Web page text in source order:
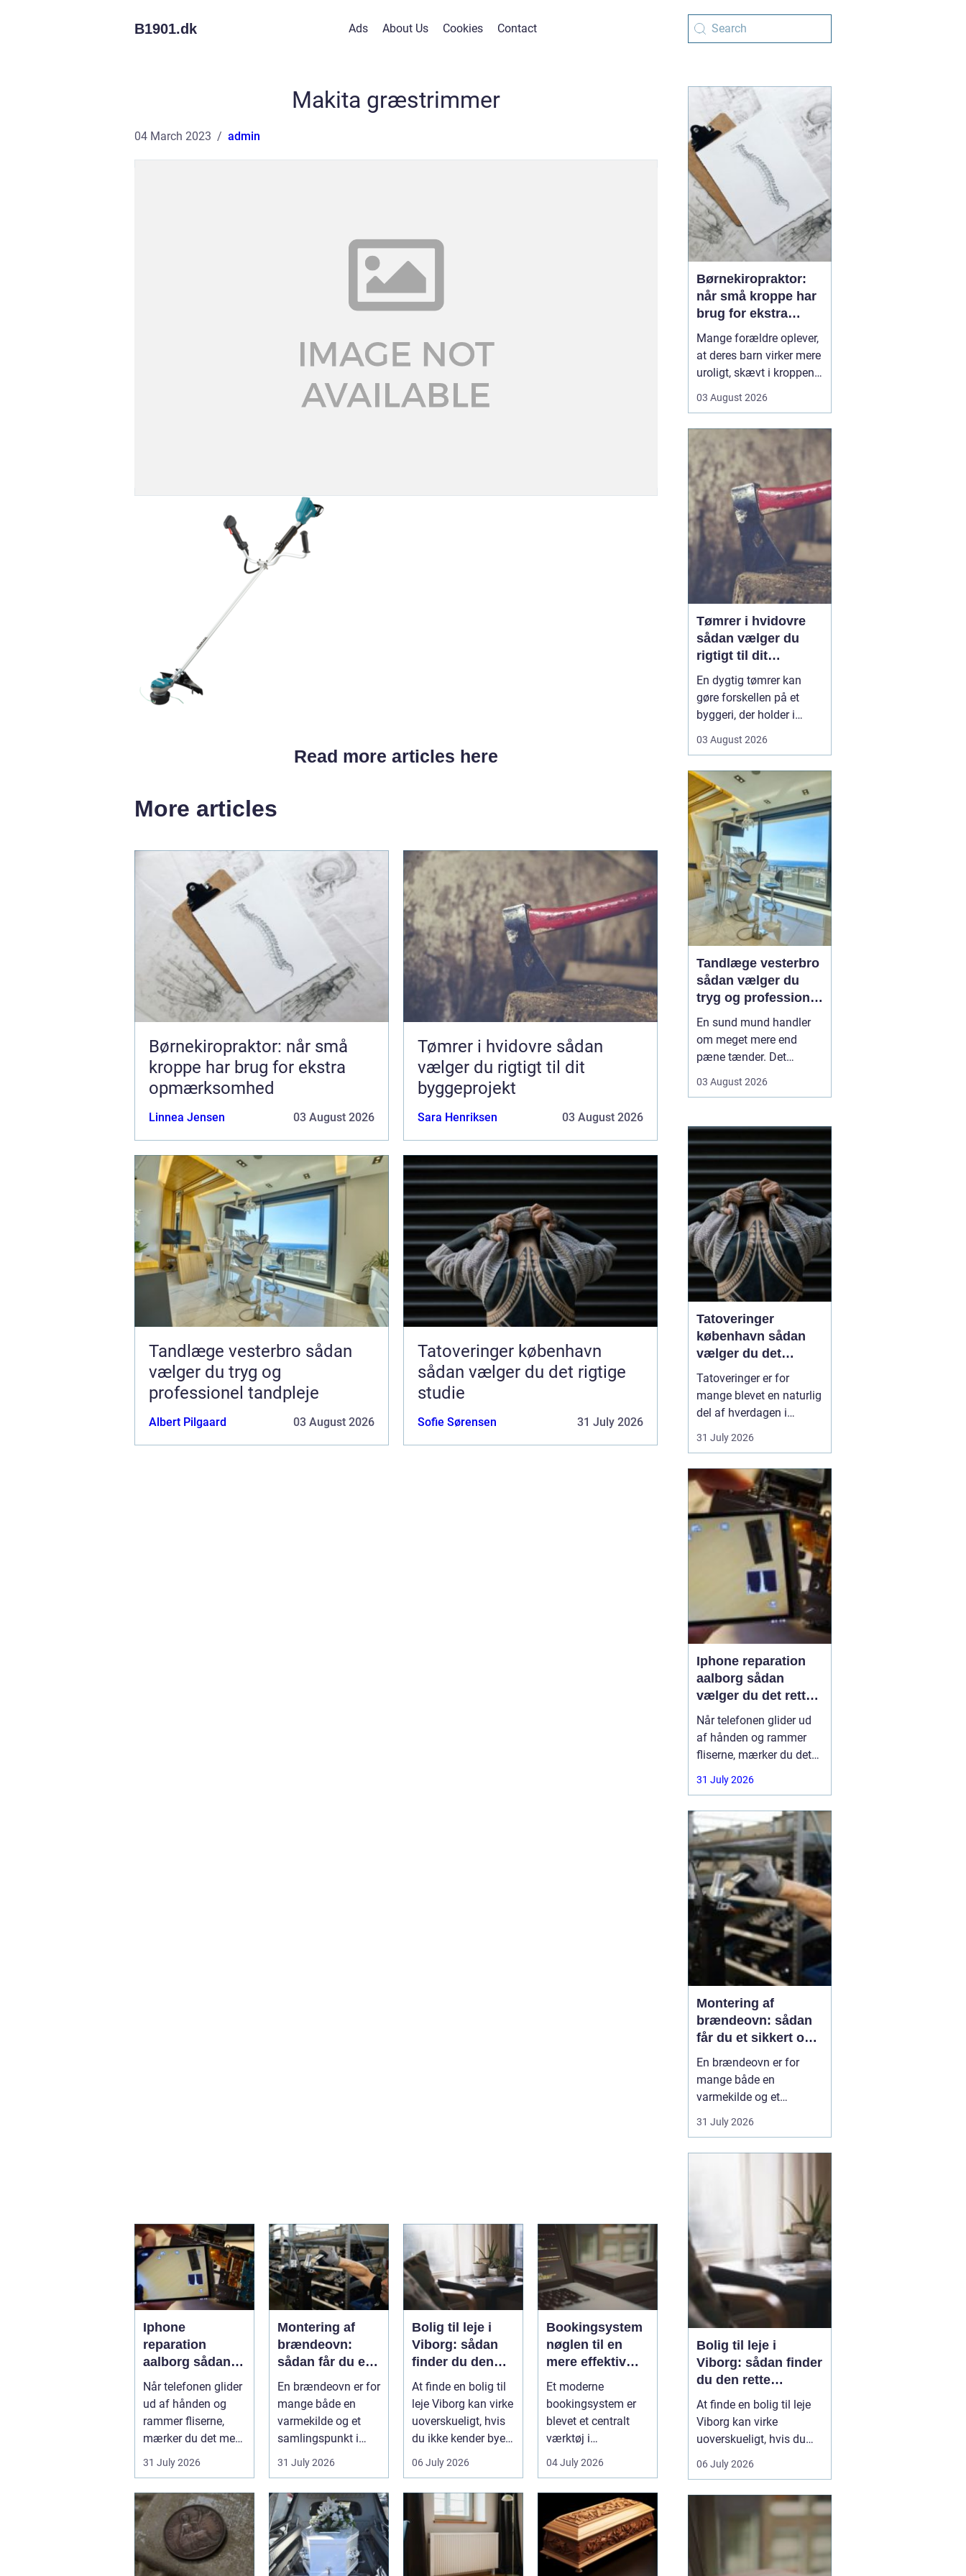
B1901.dk Ads About Us Cookies Contact
Makita græstrimmer
04 March 2023 admin
Read more articles here
More articles
Børnekiropraktor: når små
kroppe har brug for ekstra
opmærksomhed
Linnea Jensen 03 August 2026
Tømrer i hvidovre sådan
vælger du rigtigt til dit
byggeprojekt
Sara Henriksen 03 August 2026
Tandlæge vesterbro sådan
vælger du tryg og
professionel tandpleje
Albert Pilgaard 03 August 2026
Tatoveringer københavn
sådan vælger du det rigtige
studie
Sofie Sørensen 31 July 2026
Iphone
reparation
aalborg sådan
vælger du det
rette værksted
Når telefonen glider
ud af hånden og
rammer fliserne,
mærker du det med
det samme.
31 July 2026
Montering af
brændeovn:
sådan får du et
sikkert og smukt
resultat
En brændeovn er for
mange både en
varmekilde og et
samlingspunkt i
hjemmet.
31 July 2026
Bolig til leje i
Viborg: sådan
finder du den
rette lejlighed
At finde en bolig til
leje Viborg kan virke
uoverskueligt, hvis
du ikke kender byen
eller det lokale...
06 July 2026
Bookingsystem
nøglen til en
mere effektiv
klinikhverdag
Et moderne
bookingsystem er
blevet et centralt
værktøj i
sundhedssektoren.
beh...
04 July 2026
Børnekiropraktor:
når små kroppe har
brug for ekstra
opmærksomhed
Mange forældre oplever,
at deres barn virker mere
uroligt, skævt i kroppen
uden at der er en klar
børnekiropraktor være en
mulighed. En kiropraktor
med særlig erfaring i...
03 August 2026
Tømrer i hvidovre
sådan vælger du
rigtigt til dit
byggeprojekt
En dygtig tømrer kan
gøre forskellen på et
byggeri, der holder i
giver dig problemer igen
efter en tømrer i
Hvidovre, handler det
derfor ikke kun om pris.
Det handler om kvalitet,
tryghed og gode løsni...
03 August 2026
Tandlæge vesterbro
sådan vælger du
tryg og professionel
tandpleje
En sund mund handler
om meget mere end
pæne tænder. Det
hverdag, din selvtillid og
duleder efter tandlæge
vesterbro, møder du
derfor mange
valgmuligheder m...
03 August 2026
Tatoveringer
københavn sådan
vælger du det
rigtige studie
Tatoveringer er for
mange blevet en naturlig
del af hverdagen i
København. Byen er fyldt
med dygtige artister,
moderne tatovørbutikker,
hvor stilarter og udtryk
spænder vidt. Når man
søger efter ...
31 July 2026
Iphone reparation
aalborg sådan
vælger du det rette
værksted
Når telefonen glider ud
af hånden og rammer
fliserne, mærker du det
med det samme.
Skærmen splintrer, lyden
står af midt på dagen.
For mange i Aalborg er
mobilen helt central i
både arbejde, studie og
hverdag. Derfor
31 July 2026
Montering af
brændeovn: sådan
får du et sikkert og
smukt resultat
En brændeovn er for
mange både en
varmekilde og et
samlingspunkt i
hjemmet. Flammerne
brændeovn er ikke noget,
man bør kaste sig ud i
planl&ae...
31 July 2026
Bolig til leje i
Viborg: sådan finder
du den rette
lejlighed
At finde en bolig til leje
Viborg kan virke
uoverskueligt, hvis du
ikke kender byen eller det
lokale boligmarked. Der
priserne varierer, og
områderne har hver
deres særpræg. Med en
klar plan, lidt viden om
06 July 2026